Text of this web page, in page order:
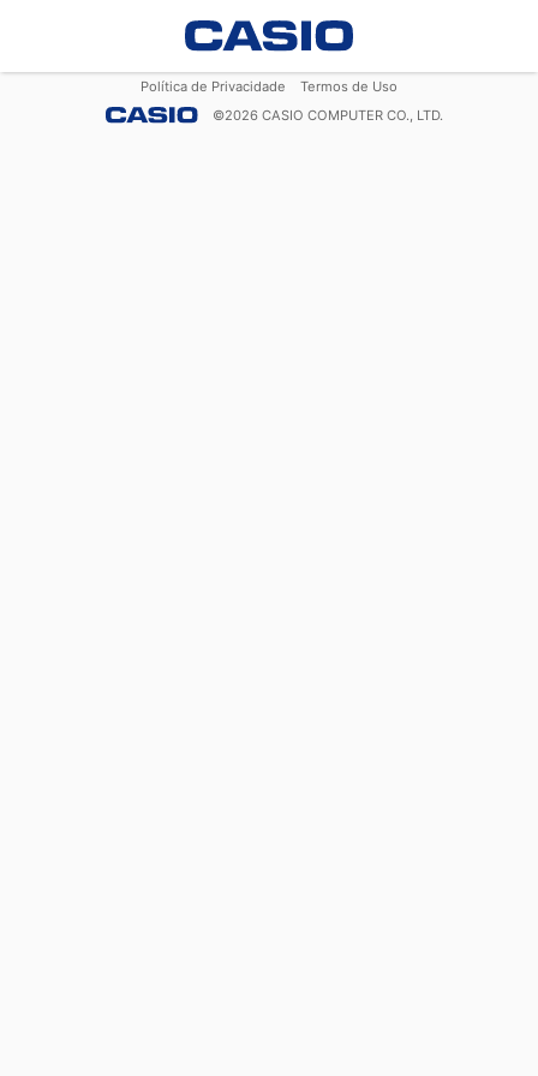
Política de Privacidade
Termos de Uso
©2026 CASIO COMPUTER CO., LTD.